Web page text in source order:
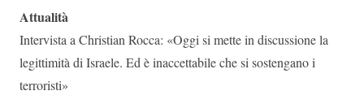
Attualità
Intervista a Christian Rocca: «Oggi si mette in discussione la
legittimità di Israele. Ed è inaccettabile che si sostengano i
terroristi»